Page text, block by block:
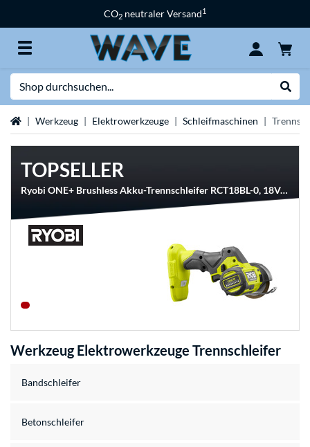
CO2 neutraler Versand1
StartseiteWerkzeug Elektrowerkzeuge Schleifmaschinen
TOPSELLER
Ryobi ONE+ Brushless Akku-Trennschleifer RCT18BL-0, 18Volt, Trennmaschine
Werkzeug Elektrowerkzeuge Trennschleifer
Bandschleifer
Betonschleifer